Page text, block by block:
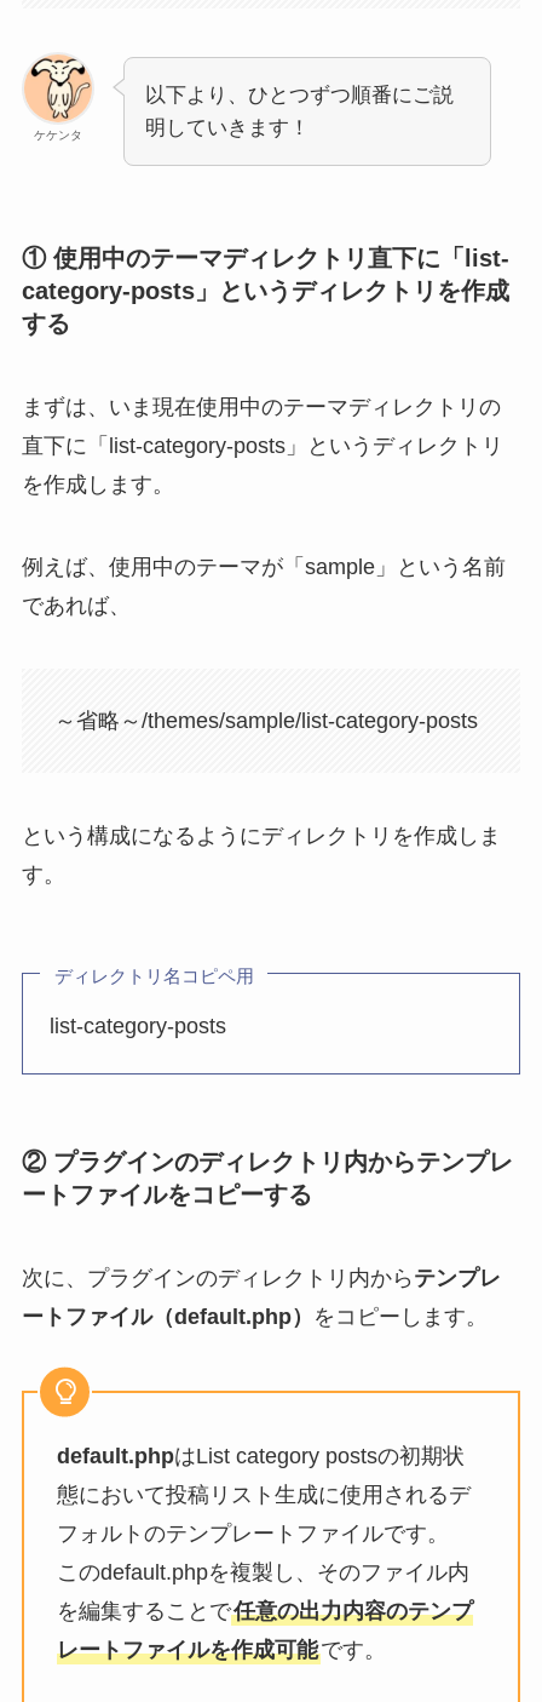
ケケンタ
以下より、ひとつずつ順番にご説
明していきます！
① 使用中のテーマディレクトリ直下に「 list-
category-posts」というディレクトリを作成
する
まずは、いま現在使用中のテーマディレクトリの
直下に「list-category-posts」というディレクトリ
を作成します。
例えば、使用中のテーマが「sample」という名前
であれば、
～省略～/themes/sample/list-category-posts
という構成になるようにディレクトリを作成しま
す。
ディレクトリ名コピペ用
list-category-posts
② プラグインのディレクトリ内からテンプレ
ートファイルをコピーする
次に、プラグインのディレクトリ内から テンプレ
ートファイル（default.php）
をコピーします。
default.phpはList category postsの初期状
態において投稿リスト生成に使用されるデ
フォルトのテンプレートファイルです。
このdefault.phpを複製し、そのファイル内
を編集することで任意の出力内容のテンプ
レートファイルを作成可能です。